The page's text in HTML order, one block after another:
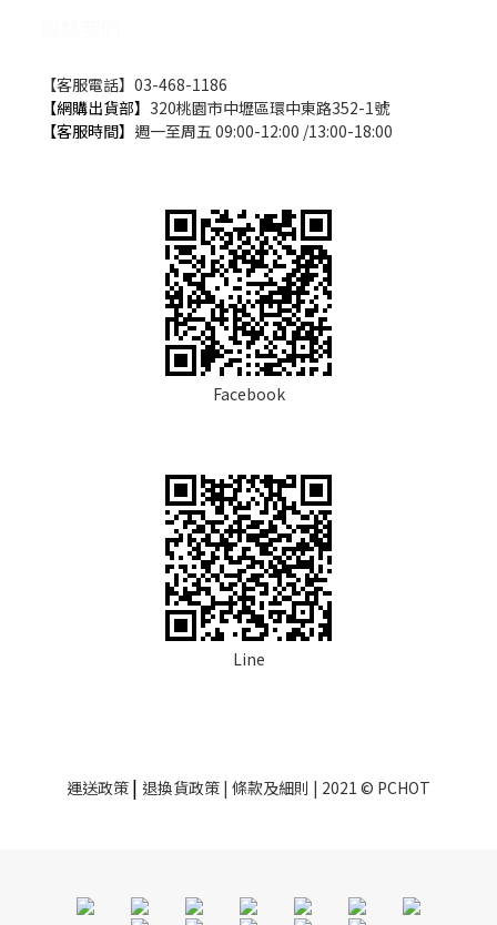
【客服電話】03-468-1186
【網購出貨部】 320桃園市中壢區環中東路352-1號
【客服時間】 週一至周五 09:00-12:00 /13:00-18:00
Facebook
Line
運送政策 | 退換貨政策 | 條款及細則 | 2021 © PCHOT